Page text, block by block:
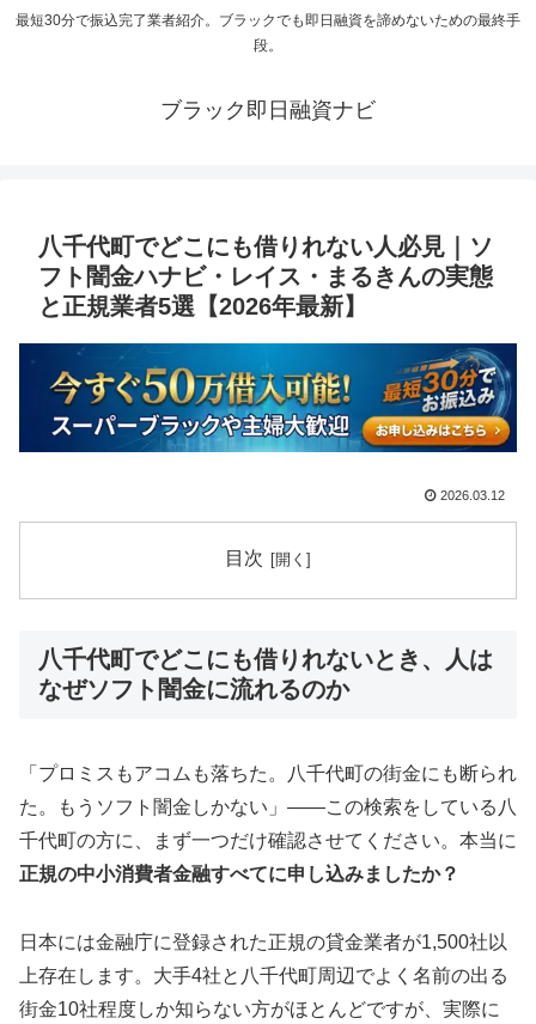
最短30分で振込完了業者紹介。ブラックでも即日融資を諦めないための最終手
段。
ブラック即日融資ナビ
八千代町でどこにも借りれない人必見｜ソ
フト闇金ハナビ・レイス・まるきんの実態
と正規業者5選【2026年最新】
2026.03.12
目次
八千代町でどこにも借りれないとき、人は
なぜソフト闇金に流れるのか
「プロミスもアコムも落ちた。八千代町の街金にも断られ
た。もうソフト闇金しかない」——この検索をしている八
千代町の方に、まず一つだけ確認させてください。本当に
正規の中小消費者金融すべてに申し込みましたか？
日本には金融庁に登録された正規の貸金業者が1,500社以
上存在します。大手4社と八千代町周辺でよく名前の出る
街金10社程度しか知らない方がほとんどですが、実際に